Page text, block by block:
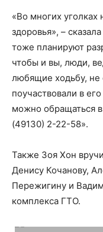
«Во многих
здоровья», –
тоже планируют
чтобы и вы, люди,
любящие ходьбу, не
поучаствовали в
можно обращаться
(49130) 2-22-58».
Также Зоя Хон
Денису Кочанову,
Пережигину и
комплекса ГТО.